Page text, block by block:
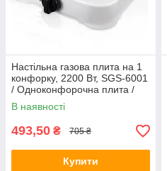
Настільна газова плита на 1
конфорку, 2200 Вт, SGS-6001
/ Одноконфорочна плита /
Плита для кемпінгу
В наявності
493,50 ₴ 705 ₴
Купити